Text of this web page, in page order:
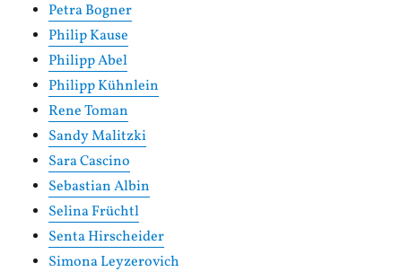
Petra Bogner
Philip Kause
Philipp Abel
Philipp Kühnlein
Rene Toman
Sandy Malitzki
Sara Cascino
Sebastian Albin
Selina Früchtl
Senta Hirscheider
Simona Leyzerovich